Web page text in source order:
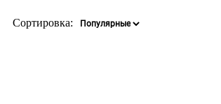
Сортировка: